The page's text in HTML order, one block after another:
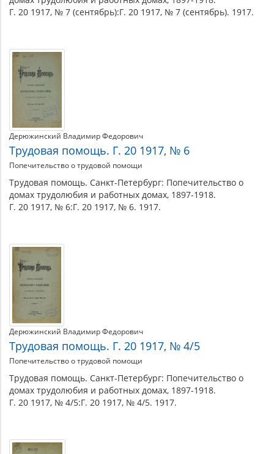
Г. 20 1917, № 7 (сентябрь):Г. 20 1917, № 7 (сентябрь). 1917.
Дерюжинский Владимир Федорович
Трудовая помощь. Г. 20 1917, № 6
Попечительство о трудовой помощи
Трудовая помощь. Санкт-Петербург: Попечительство о
домах трудолюбия и работных домах, 1897-1918.
Г. 20 1917, № 6:Г. 20 1917, № 6. 1917.
Дерюжинский Владимир Федорович
Трудовая помощь. Г. 20 1917, № 4/5
Попечительство о трудовой помощи
Трудовая помощь. Санкт-Петербург: Попечительство о
домах трудолюбия и работных домах, 1897-1918.
Г. 20 1917, № 4/5:Г. 20 1917, № 4/5. 1917.